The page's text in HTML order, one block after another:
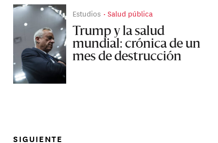
Estudios Salud pública
Trump y la salud
mundial: crónica de un
mes de destrucción
SIGUIENTE